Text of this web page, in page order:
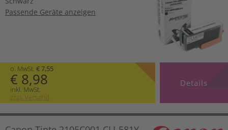
Passende Geräte anzeigen
o. MwSt. € 7,55
€ 8,98
inkl. MwSt.
zzgl. Versand
Details